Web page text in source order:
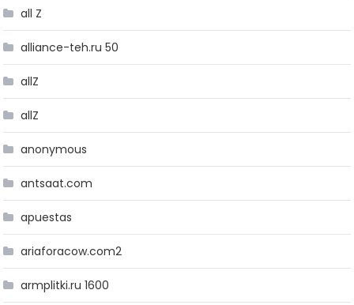
all Z
alliance-teh.ru 50
allZ
allZ
anonymous
antsaat.com
apuestas
ariaforacow.com2
armplitki.ru 1600